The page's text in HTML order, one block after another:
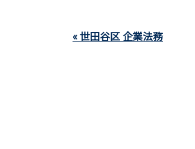
« 世田谷区 企業法務